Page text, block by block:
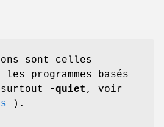
sont celles
les programmes basés
-quiet , voir
).